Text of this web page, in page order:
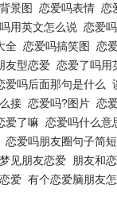
景图 恋爱吗表情 恋
用英文怎么说 恋爱
全 恋爱吗搞笑图 恋
友型恋爱 恋爱了吗用
爱吗后面那句是什么
接 恋爱吗?图片 恋
爱了嘛 恋爱吗什么意
恋爱吗朋友圈句子简短
梦见朋友恋爱 朋友和
爱 有个恋爱脑朋友